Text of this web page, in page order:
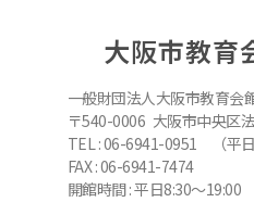
大阪市教育
一般財団法人大阪市教育会
〒540-0006 大阪市中央区
TEL : 06-6941-0951 （平日
FAX : 06-6941-7474
開館時間 : 平日8:30～19:00